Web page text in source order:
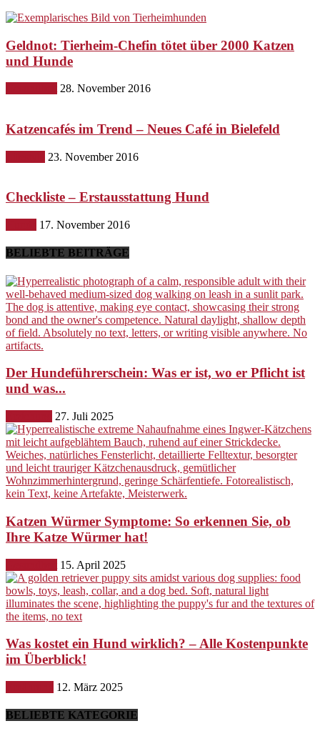
Geldnot: Tierheim-Chefin tötet über 2000 Katzen
und Hunde
28. November 2016
Katzencafés im Trend – Neues Café in Bielefeld
23. November 2016
Checkliste – Erstausstattung Hund
17. November 2016
BELIEBTE BEITRÄGE
Der Hundeführerschein: Was er ist, wo er Pflicht ist
und was...
27. Juli 2025
Katzen Würmer Symptome: So erkennen Sie, ob
Ihre Katze Würmer hat!
15. April 2025
Was kostet ein Hund wirklich? – Alle Kostenpunkte
im Überblick!
12. März 2025
BELIEBTE KATEGORIE